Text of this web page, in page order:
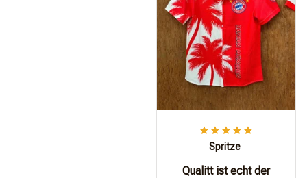
Spritze
Qualitt ist echt der